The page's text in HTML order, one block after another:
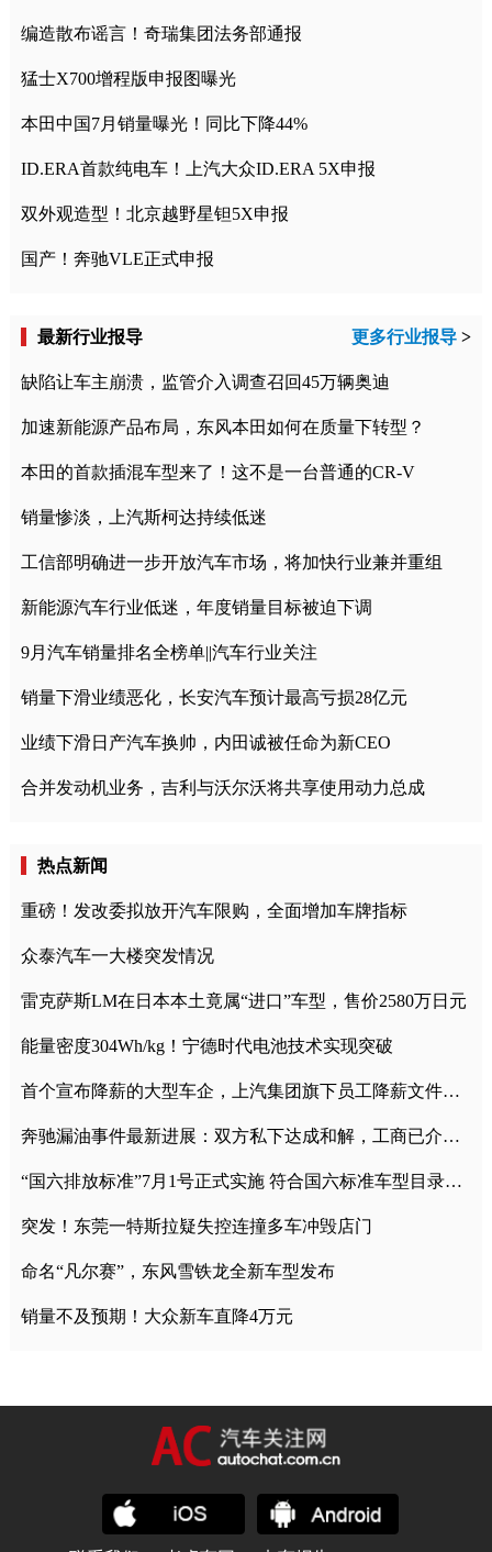
编造散布谣言！奇瑞集团法务部通报
猛士X700增程版申报图曝光
本田中国7月销量曝光！同比下降44%
ID.ERA首款纯电车！上汽大众ID.ERA 5X申报
双外观造型！北京越野星钽5X申报
国产！奔驰VLE正式申报
最新行业报导 更多行业报导 >
缺陷让车主崩溃，监管介入调查召回45万辆奥迪
加速新能源产品布局，东风本田如何在质量下转型？
本田的首款插混车型来了！这不是一台普通的CR-V
销量惨淡，上汽斯柯达持续低迷
工信部明确进一步开放汽车市场，将加快行业兼并重组
新能源汽车行业低迷，年度销量目标被迫下调
9月汽车销量排名全榜单||汽车行业关注
销量下滑业绩恶化，长安汽车预计最高亏损28亿元
业绩下滑日产汽车换帅，内田诚被任命为新CEO
合并发动机业务，吉利与沃尔沃将共享使用动力总成
热点新闻
重磅！发改委拟放开汽车限购，全面增加车牌指标
众泰汽车一大楼突发情况
雷克萨斯LM在日本本土竟属“进口”车型，售价2580万日元
能量密度304Wh/kg！宁德时代电池技术实现突破
首个宣布降薪的大型车企，上汽集团旗下员工降薪文件曝光
奔驰漏油事件最新进展：双方私下达成和解，工商已介入调查
“国六排放标准”7月1号正式实施 符合国六标准车型目录一览
突发！东莞一特斯拉疑失控连撞多车冲毁店门
命名“凡尔赛”，东风雪铁龙全新车型发布
销量不及预期！大众新车直降4万元